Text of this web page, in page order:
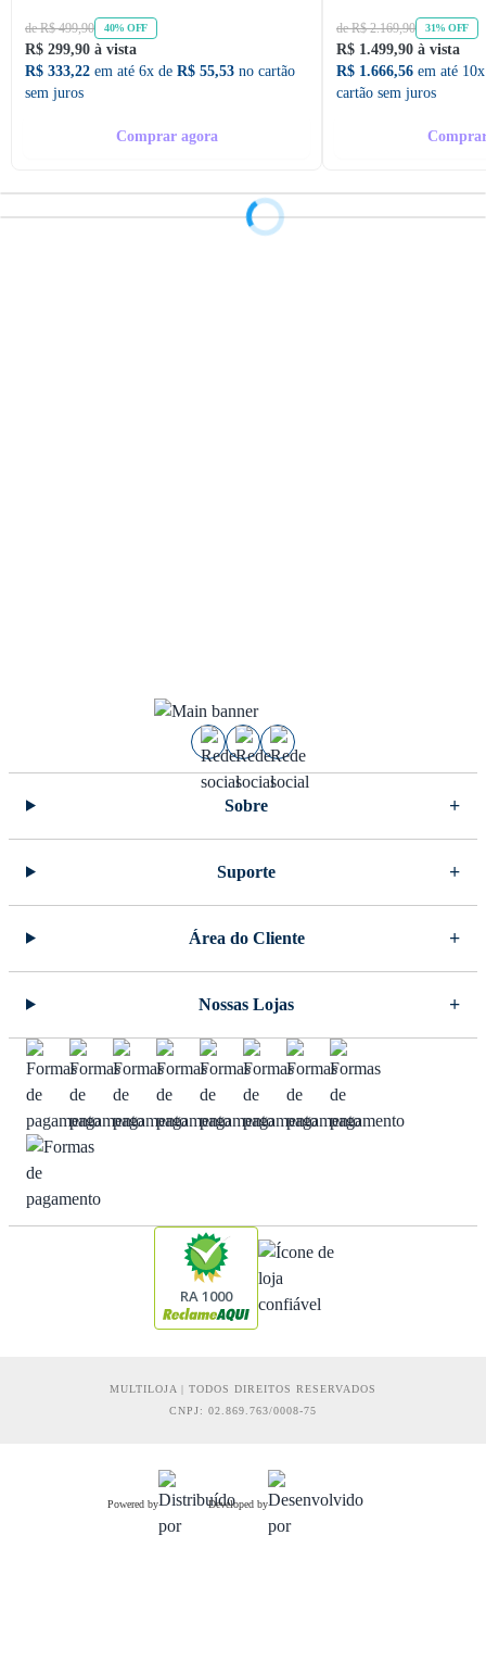
de R$ 499,90 40% OFF
R$ 299,90 à vista
R$ 333,22 em até 6x de R$ 55,53 no cartão
sem juros
Comprar agora
de R$ 2.169,90 31% OFF
R$ 1.499,90 à vista
R$ 1.666,56 em até
cartão sem juros
Sobre
Suporte
Área do Cliente
Nossas Lojas
RA 1000
MULTILOJA | TODOS DIREITOS RESERVADOS
CNPJ: 02.869.763/0008-75
Powered by Developed by